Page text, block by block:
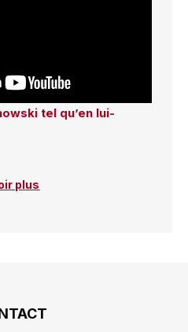
tel qu’en lui-
plus